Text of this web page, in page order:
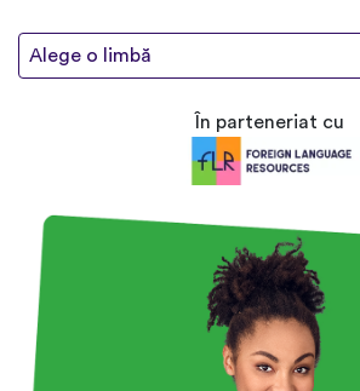
Alege o limbă
În parteneriat cu